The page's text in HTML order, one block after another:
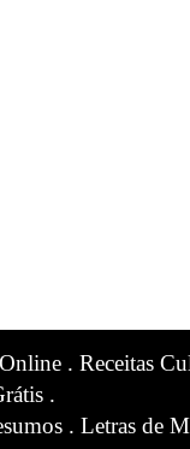
. Receitas
.
. Letras de